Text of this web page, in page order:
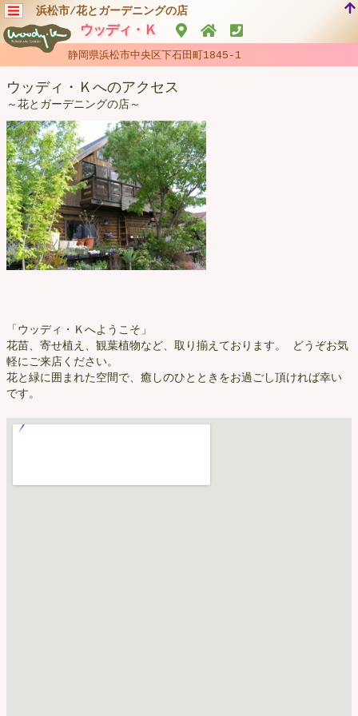
浜松市/花とガーデニングの店
ウッディ・Ｋ
静岡県浜松市中央区下石田町1845-1
ウッディ・Ｋへのアクセス
～花とガーデニングの店～
「ウッディ・Ｋへようこそ」
花苗、寄せ植え、観葉植物など、取り揃えております。 どうぞお気
軽にご来店ください。
花と緑に囲まれた空間で、癒しのひとときをお過ごし頂ければ幸い
です。